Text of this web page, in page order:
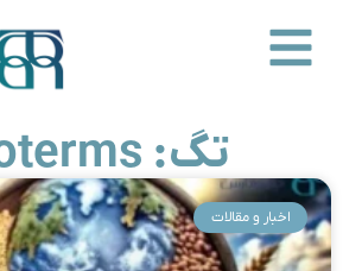
تگ: Incoterms
اخبار و مقالات